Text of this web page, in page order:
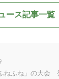
ース記事一覧
ねふね」の大